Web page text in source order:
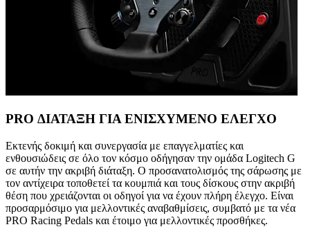
PRO ΔΙΑΤΑΞΗ ΓΙΑ ΕΝΙΣΧΥΜΕΝΟ ΕΛΕΓΧΟ
Εκτενής δοκιμή και συνεργασία με επαγγελματίες και
ενθουσιώδεις σε όλο τον κόσμο οδήγησαν την ομάδα Logitech G
σε αυτήν την ακριβή διάταξη. Ο προσανατολισμός της σάρωσης με
τον αντίχειρα τοποθετεί τα κουμπιά και τους δίσκους στην ακριβή
θέση που χρειάζονται οι οδηγοί για να έχουν πλήρη έλεγχο. Είναι
προσαρμόσιμο για μελλοντικές αναβαθμίσεις, συμβατό με τα νέα
PRO Racing Pedals και έτοιμο για μελλοντικές προσθήκες.